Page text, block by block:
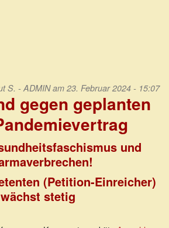
S. - ADMINam 23. Februar 2024 - 15:07
gegen geplanten
und
(Petition-Einreicher)
wächst stetig